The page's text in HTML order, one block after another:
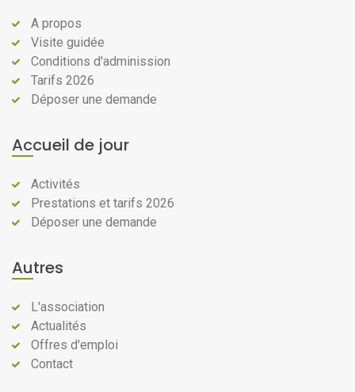
A propos
Visite guidée
Conditions d'adminission
Tarifs 2026
Déposer une demande
Accueil de jour
Activités
Prestations et tarifs 2026
Déposer une demande
Autres
L'association
Actualités
Offres d'emploi
Contact